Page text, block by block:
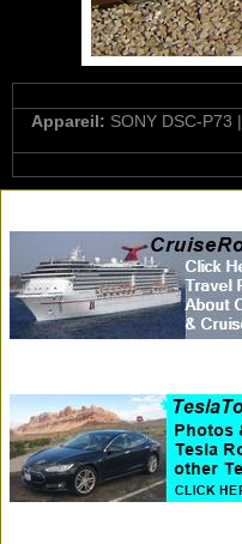
Appareil: SONY DSC-P73 |